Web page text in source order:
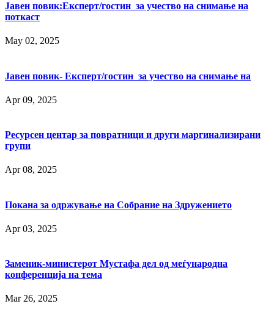
Јавен повик:Експерт/гостин за учество на снимање на
поткаст
May 02, 2025
Јавен повик- Експерт/гостин за учество на снимање на
Apr 09, 2025
Ресурсен центар за повратници и други маргинализирани
групи
Apr 08, 2025
Покана за одржување на Собрание на Здружението
Apr 03, 2025
Заменик-министерот Мустафа дел од меѓународна
конференција на тема
Mar 26, 2025